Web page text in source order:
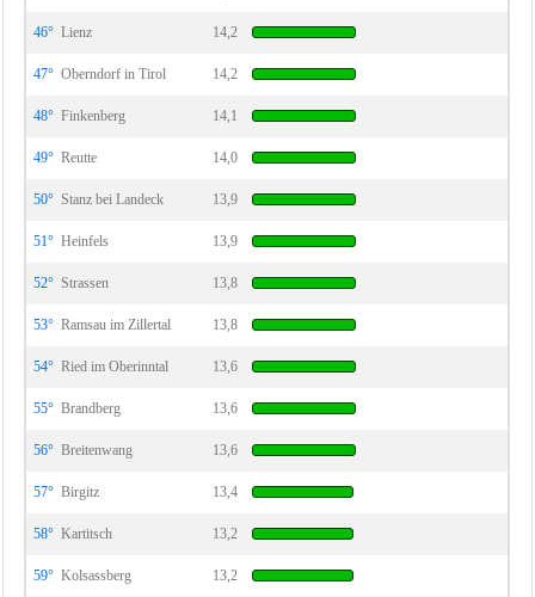
46° Lienz 14,2
47° Oberndorf in Tirol 14,2
48° Finkenberg 14,1
49° Reutte 14,0
50° Stanz bei Landeck 13,9
51° Heinfels 13,9
52° Strassen 13,8
53° Ramsau im Zillertal 13,8
54° Ried im Oberinntal 13,6
55° Brandberg 13,6
56° Breitenwang 13,6
57° Birgitz 13,4
58° Kartitsch 13,2
59° Kolsassberg 13,2